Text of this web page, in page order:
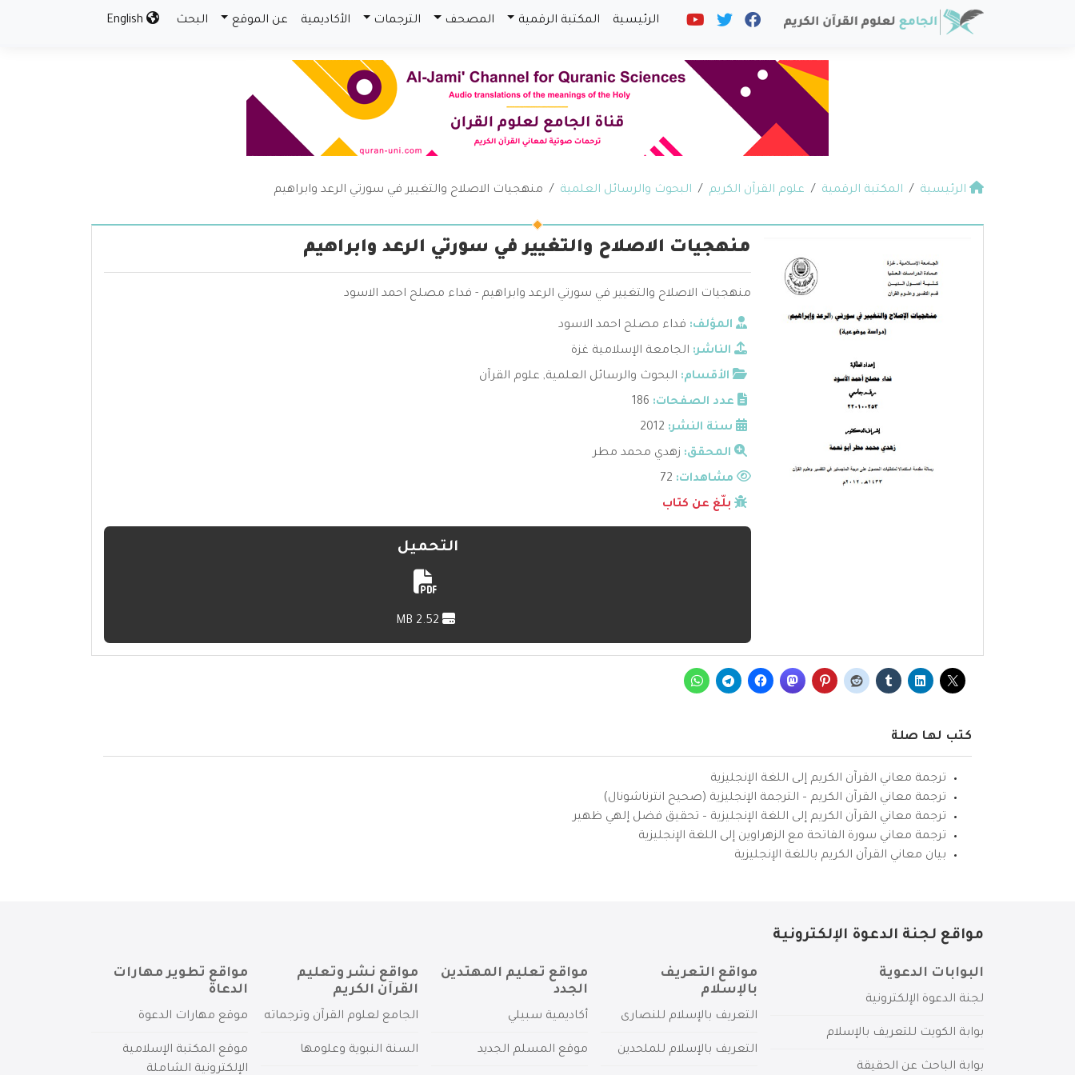
الرئيسية المكتبة الرقمية المصحف الترجمات الأكاديمية عن الموقع البحث
الرئيسية المكتبة الرقمية علوم القرآن الكريم البحوث والرسائل العلمية منهجيات الاصلاح والتغيير في سورتي الرعد وابراهيم
منهجيات الاصلاح والتغيير في سورتي الرعد وابراهيم
منهجيات الاصلاح والتغيير في سورتي الرعد وابراهيم - فداء مصلح احمد الاسود
المؤلف: فداء مصلح احمد الاسود
الناشر: الجامعة الإسلامية غزة
الأقسام: البحوث والرسائل العلمية, علوم القرآن
عدد الصفحات: 186
سنة النشر: 2012
المحقق: زهدي محمد مطر
مشاهدات:
بلّغ عن كتاب
التحميل
كتب لها صلة
ترجمة معاني القرآن الكريم إلى اللغة الإنجليزية
ترجمة معاني القرآن الكريم – الترجمة الإنجليزية (صحيح انترناشونال)
ترجمة معاني القرآن الكريم إلى اللغة الإنجليزية – تحقيق فضل إلهي ظهير
ترجمة معاني سورة الفاتحة مع الزهراوين إلى اللغة الإنجليزية
بيان معاني القرآن الكريم باللغة الإنجليزية
مواقع لجنة الدعوة الإلكترونية
البوابات الدعوية
لجنة الدعوة الإلكترونية
بوابة الكويت للتعريف بالإسلام
بوابة الباحث عن الحقيقة
مواقع التعريف
بالإسلام
التعريف بالإسلام للنصارى
التعريف بالإسلام للملحدين
مواقع تعليم المهتدين
الجدد
أكاديمية سبيلي
موقع المسلم الجديد
مواقع نشر وتعليم
القرآن الكريم
الجامع لعلوم القرآن وترجماته
السنة النبوية وعلومها
مواقع تطوير مهارات
الدعاة
موقع مهارات الدعوة
موقع المكتبة الإسلامية
الإلكترونية الشاملة